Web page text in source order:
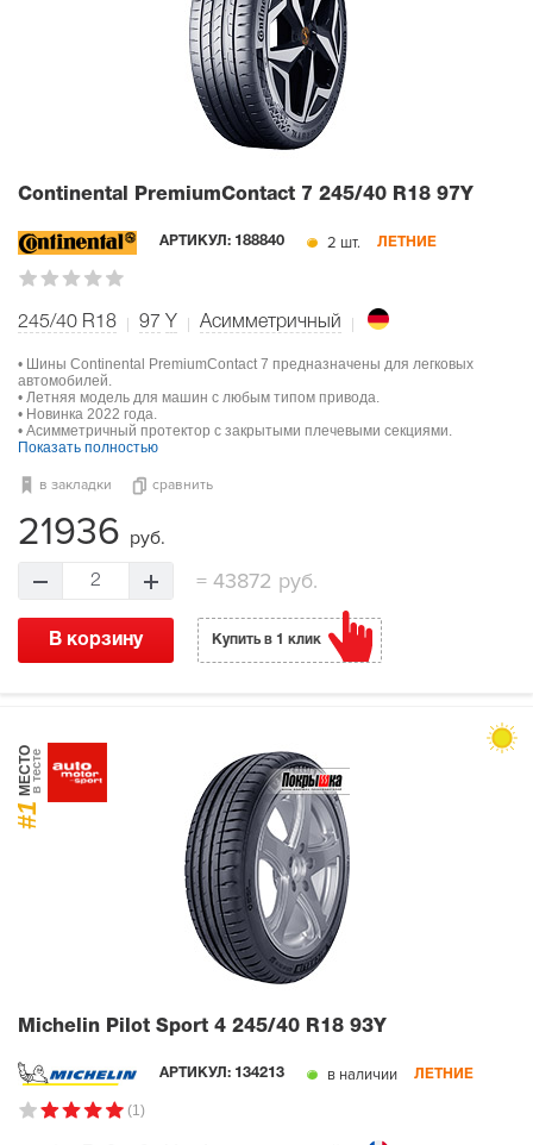
Continental PremiumContact 7 245/40 R18 97Y
АРТИКУЛ: 188840 2 шт. ЛЕТНИЕ
245/40 R18 97 Y Асимметричный
• Шины Continental PremiumContact 7 предназначены для легковых
автомобилей.
• Летняя модель для машин с любым типом привода.
• Новинка 2022 года.
• Асимметричный протектор с закрытыми плечевыми секциями.
Показать полностью
в закладки сравнить
21936 руб.
2 =43872 руб.
В корзину Купить в 1 клик
#1
МЕСТОв тесте
Michelin Pilot Sport 4 245/40 R18 93Y
АРТИКУЛ: 134213 в наличии ЛЕТНИЕ
(1)